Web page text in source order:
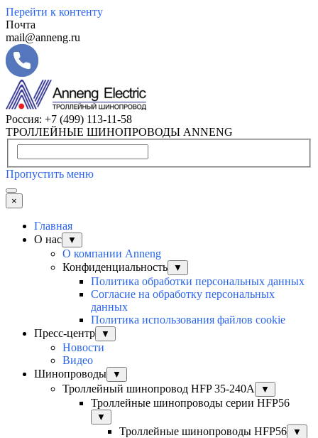
Перейти к контенту
Почта
mail@anneng.ru
Россия: +7 (499) 113-11-58
ТРОЛЛЕЙНЫЕ ШИНОПРОВОДЫ ANNENG
Пропустить меню
×
Главная
О нас
▼
О компании Anneng
Конфиденциальность
▼
Политика обработки персональных данных
Согласие на обработку персональных
данных
Политика использования файлов cookie
Пресс-центр
▼
Новости
Видео
Шинопроводы
▼
Троллейный шинопровод HFP 35-240А ▼
Троллейные шинопроводы серии HFP56
▼
Троллейные шинопроводы HFP56 ▼